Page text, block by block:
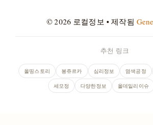
© 2026 로컬정보 • 제작됨
추천 링크
올띵스토리 봉쥬르카 심리정보 염색공정
세모정 다양한정보 올데일리이슈